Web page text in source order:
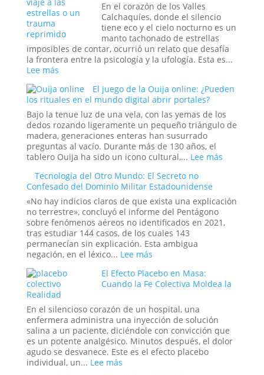
En el corazón de los Valles
Calchaquíes, donde el silencio
tiene eco y el cielo nocturno es un
manto tachonado de estrellas
imposibles de contar, ocurrió un relato que desafía
la frontera entre la psicología y la ufología. Esta es...
Lee más:
caso
del
abducido
de
Amaicha:
¿Un
viaje
las
estrellas
o
un
trauma
reprimido?
El juego de la Ouija online: ¿Pueden
los rituales en el mundo digital abrir portales?
Bajo la tenue luz de una vela, con las yemas de los
dedos rozando ligeramente un pequeño triángulo de
madera, generaciones enteras han susurrado
preguntas al vacío. Durante más de 130 años, el
tablero Ouija ha sido un icono cultural,... Lee más:
la
mundo
Tecnología del Otro Mundo: El Secreto no
Confesado del Dominio Militar Estadounidense
«No hay indicios claros de que exista una explicación
no terrestre», concluyó el informe del Pentágono
sobre fenómenos aéreos no identificados en 2021,
tras estudiar 144 casos, de los cuales 143
permanecían sin explicación. Esta ambigua
negación, en el léxico... Lee más:
del
Otro
El
Secreto
no
Confesado
del
Dominio
El Efecto Placebo en Masa:
Cuando la Fe Colectiva Moldea la
Realidad
En el silencioso corazón de un hospital, una
enfermera administra una inyección de solución
salina a un paciente, diciéndole con convicción que
es un potente analgésico. Minutos después, el dolor
agudo se desvanece. Este es el efecto placebo
individual, un... Lee más: